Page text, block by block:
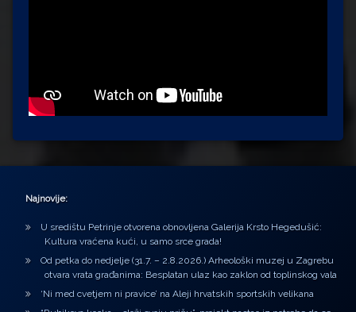
Najnovije:
U središtu Petrinje otvorena obnovljena Galerija Krsto Hegedušić:
Kultura vraćena kući, u samo srce grada!
Od petka do nedjelje (31.7. – 2.8.2026.) Arheološki muzej u Zagrebu
otvara vrata građanima: Besplatan ulaz kao zaklon od toplinskog vala
‘Ni med cvetjem ni pravice’ na Aleji hrvatskih sportskih velikana